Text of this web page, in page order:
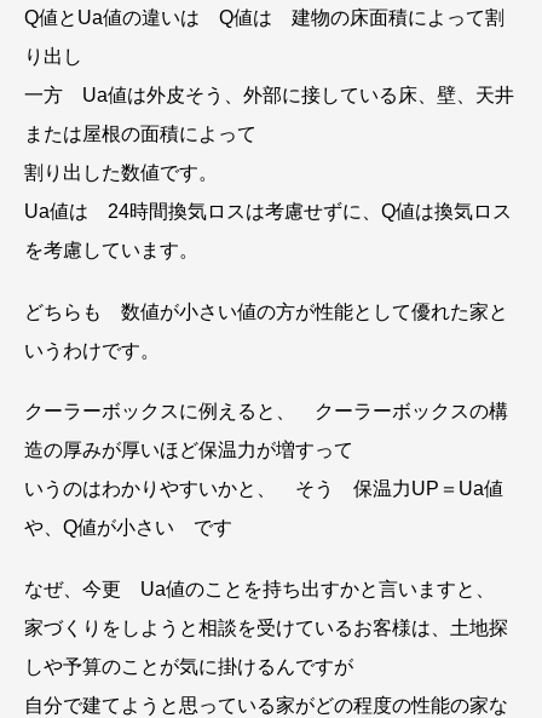
Q値とUa値の違いは Q値は 建物の床面積によって割
り出し
一方 Ua値は外皮そう、外部に接している床、壁、天井
または屋根の面積によって
割り出した数値です。
Ua値は 24時間換気ロスは考慮せずに、Q値は換気ロス
を考慮しています。
どちらも 数値が小さい値の方が性能として優れた家と
いうわけです。
クーラーボックスに例えると、 クーラーボックスの構
造の厚みが厚いほど保温力が増すって
いうのはわかりやすいかと、 そう 保温力UP＝Ua値
や、Q値が小さい です
なぜ、今更 Ua値のことを持ち出すかと言いますと、
家づくりをしようと相談を受けているお客様は、土地探
しや予算のことが気に掛けるんですが
自分で建てようと思っている家がどの程度の性能の家な